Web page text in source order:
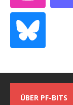
ÜBER PF-BITS